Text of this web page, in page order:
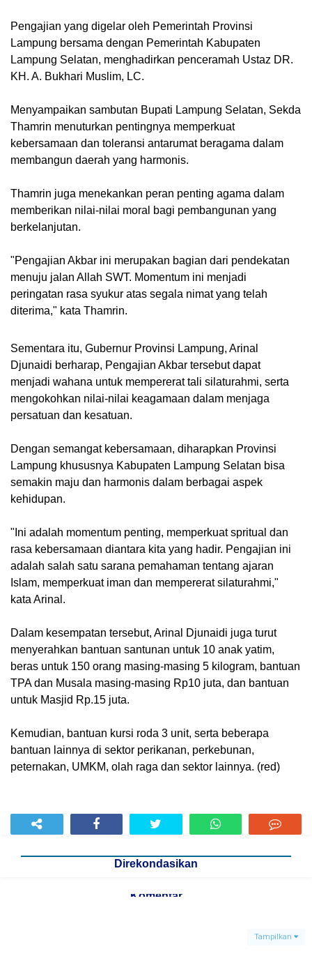
Pengajian yang digelar oleh Pemerintah Provinsi
Lampung bersama dengan Pemerintah Kabupaten
Lampung Selatan, menghadirkan penceramah Ustaz DR.
KH. A. Bukhari Muslim, LC.
Menyampaikan sambutan Bupati Lampung Selatan, Sekda
Thamrin menuturkan pentingnya memperkuat
kebersamaan dan toleransi antarumat beragama dalam
membangun daerah yang harmonis.
Thamrin juga menekankan peran penting agama dalam
memberikan nilai-nilai moral bagi pembangunan yang
berkelanjutan.
"Pengajian Akbar ini merupakan bagian dari pendekatan
menuju jalan Allah SWT. Momentum ini menjadi
peringatan rasa syukur atas segala nimat yang telah
diterima," kata Thamrin.
Sementara itu, Gubernur Provinsi Lampung, Arinal
Djunaidi berharap, Pengajian Akbar tersebut dapat
menjadi wahana untuk mempererat tali silaturahmi, serta
mengokohkan nilai-nilai keagamaan dalam menjaga
persatuan dan kesatuan.
Dengan semangat kebersamaan, diharapkan Provinsi
Lampung khususnya Kabupaten Lampung Selatan bisa
semakin maju dan harmonis dalam berbagai aspek
kehidupan.
"Ini adalah momentum penting, memperkuat spritual dan
rasa kebersamaan diantara kita yang hadir. Pengajian ini
adalah salah satu sarana pemahaman tentang ajaran
Islam, memperkuat iman dan mempererat silaturahmi,"
kata Arinal.
Dalam kesempatan tersebut, Arinal Djunaidi juga turut
menyerahkan bantuan santunan untuk 10 anak yatim,
beras untuk 150 orang masing-masing 5 kilogram, bantuan
TPA dan Musala masing-masing Rp10 juta, dan bantuan
untuk Masjid Rp.15 juta.
Kemudian, bantuan kursi roda 3 unit, serta beberapa
bantuan lainnya di sektor perikanan, perkebunan,
peternakan, UMKM, olah raga dan sektor lainnya. (red)
Direkondasikan
Komentar
Tampilkan